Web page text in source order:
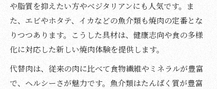
や脂質を抑えたい方やベジタリアンにも人気です。ま
た、エビやホタテ、イカなどの魚介類も焼肉の定番とな
りつつあります。こうした具材は、健康志向や食の多様
化に対応した新しい焼肉体験を提供します。
代替肉は、従来の肉に比べて食物繊維やミネラルが豊富
で、ヘルシーさが魅力です。魚介類はたんぱく質が豊富